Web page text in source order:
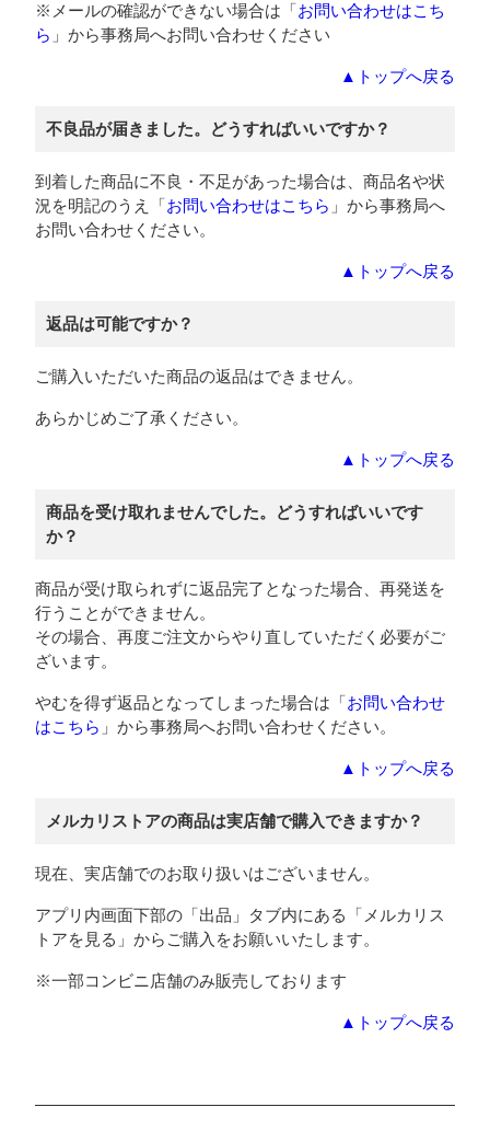
※メールの確認ができない場合は「 お問い合わせはこち
ら 」から事務局へお問い合わせください
▲トップへ戻る
不良品が届きました。どうすればいいですか？
到着した商品に不良・不足があった場合は、商品名や状
況を明記のうえ「 お問い合わせはこちら 」から事務局へ
お問い合わせください。
▲トップへ戻る
返品は可能ですか？
ご購入いただいた商品の返品はできません。
あらかじめご了承ください。
▲トップへ戻る
商品を受け取れませんでした。どうすればいいです
か？
商品が受け取られずに返品完了となった場合、再発送を
行うことができません。
その場合、再度ご注文からやり直していただく必要がご
ざいます。
やむを得ず返品となってしまった場合は「 お問い合わせ
はこちら 」から事務局へお問い合わせください。
▲トップへ戻る
メルカリストアの商品は実店舗で購入できますか？
現在、実店舗でのお取り扱いはございません。
アプリ内画面下部の「出品」タブ内にある「メルカリス
トアを見る」からご購入をお願いいたします。
※一部コンビニ店舗のみ販売しております
▲トップへ戻る